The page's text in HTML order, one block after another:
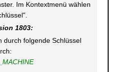
Im Kontextmenü wählen
1803:
durch folgende Schlüssel